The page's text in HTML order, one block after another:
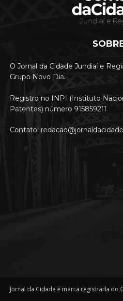
O Jornal da Cidade Jundiaí e
Grupo Novo Dia.
Registro no INPI (Instituto
Patentes) número 915859211
Contato:
Jornal da Cidade é marca registrada do